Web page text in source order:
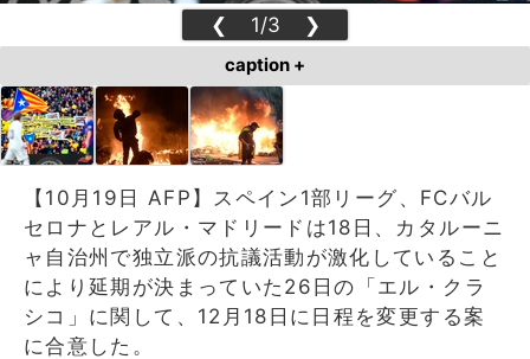
❮ 1/3 ❯
caption +
【10月19日 AFP】スペイン1部リーグ、FCバル
セロナとレアル・マドリードは18日、カタルーニ
ャ自治州で独立派の抗議活動が激化していること
により延期が決まっていた26日の「エル・クラ
シコ」に関して、12月18日に日程を変更する案
に合意した。